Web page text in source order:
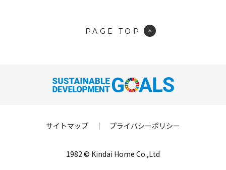
PAGE TOP
サイトマップ ｜ プライバシーポリシー
1982 © Kindai Home Co.,Ltd